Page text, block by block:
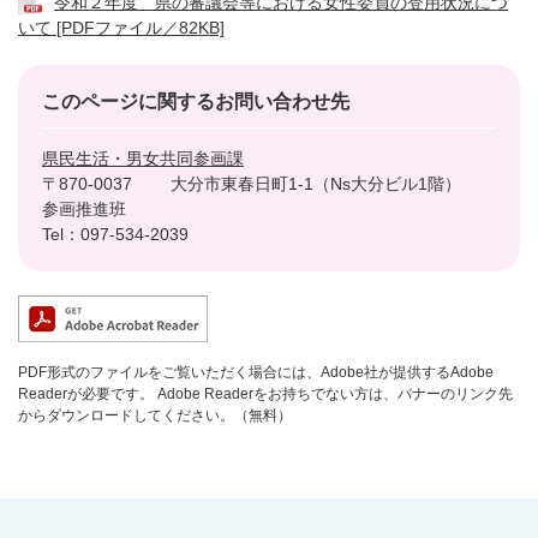
いて [PDFファイル／82KB]
このページに関するお問い合わせ先
県民生活・男女共同参画課
〒870-0037
大分市東春日町1-1（Ns大分ビル1階）
参画推進班
Tel：097-534-2039
PDF形式のファイルをご覧いただく場合には、Adobe社が提供するAdobe
Readerが必要です。
Adobe Readerをお持ちでない方は、バナーのリンク先
からダウンロードしてください。（無料）